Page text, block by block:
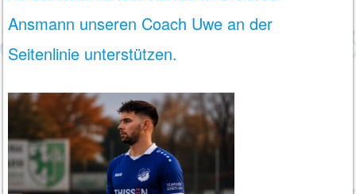
Ansmann unseren Coach Uwe an der
Seitenlinie unterstützen.